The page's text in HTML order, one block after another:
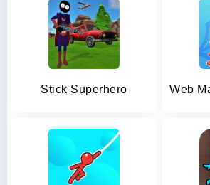
Stick Superhero